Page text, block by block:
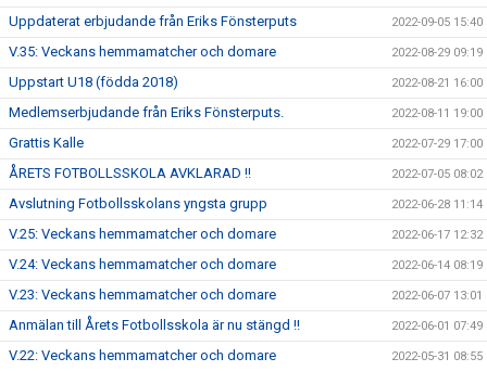
Uppdaterat erbjudande från Eriks Fönsterputs 2022-09-05 15:40
V.35: Veckans hemmamatcher och domare 2022-08-29 09:19
Uppstart U18 (födda 2018) 2022-08-21 16:00
Medlemserbjudande från Eriks Fönsterputs. 2022-08-11 19:00
Grattis Kalle 2022-07-29 17:00
ÅRETS FOTBOLLSSKOLA AVKLARAD !! 2022-07-05 08:02
Avslutning Fotbollsskolans yngsta grupp 2022-06-28 11:14
V.25: Veckans hemmamatcher och domare 2022-06-17 12:32
V.24: Veckans hemmamatcher och domare 2022-06-14 08:19
V.23: Veckans hemmamatcher och domare 2022-06-07 13:01
Anmälan till Årets Fotbollsskola är nu stängd !! 2022-06-01 07:49
V.22: Veckans hemmamatcher och domare 2022-05-31 08:55